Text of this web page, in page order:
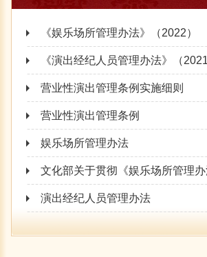
《娱乐场所管理办法》（2022）
《演出经纪人员管理办法》（2021
营业性演出管理条例实施细则
营业性演出管理条例
娱乐场所管理办法
文化部关于贯彻《娱乐场所管理
演出经纪人员管理办法